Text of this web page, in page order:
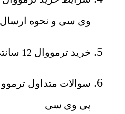
وی سی و نحوه ارسال
خرید ترمووال 12 سانتی کد 59 پی وی سی
پی وی سی